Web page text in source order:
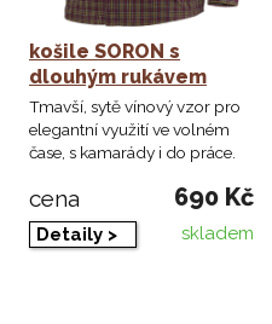
košile SORON s
dlouhým rukávem
Tmavší, sytě vínový vzor pro
elegantní využití ve volném
čase, s kamarády i do práce.
cena 690 Kč
Detaily > skladem